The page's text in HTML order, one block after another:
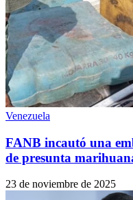
Venezuela
FANB incautó una
de presunta
23 de noviembre de 2025